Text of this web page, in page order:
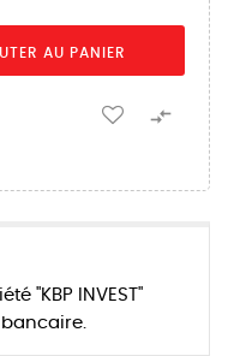
AU PANIER

"KBP INVEST"